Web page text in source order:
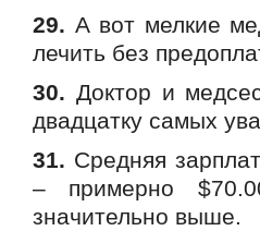
29. А вот мелкие
лечить без
30. Доктор и
двадцатку самых
31. Средняя
– примерно
значительно выше.